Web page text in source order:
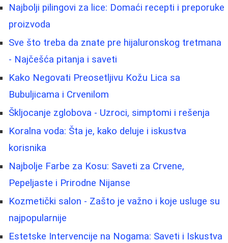
Najbolji pilingovi za lice: Domaći recepti i preporuke
proizvoda
Sve što treba da znate pre hijaluronskog tretmana
- Najčešća pitanja i saveti
Kako Negovati Preosetljivu Kožu Lica sa
Bubuljicama i Crvenilom
Škljocanje zglobova - Uzroci, simptomi i rešenja
Koralna voda: Šta je, kako deluje i iskustva
korisnika
Najbolje Farbe za Kosu: Saveti za Crvene,
Pepeljaste i Prirodne Nijanse
Kozmetički salon - Zašto je važno i koje usluge su
najpopularnije
Estetske Intervencije na Nogama: Saveti i Iskustva